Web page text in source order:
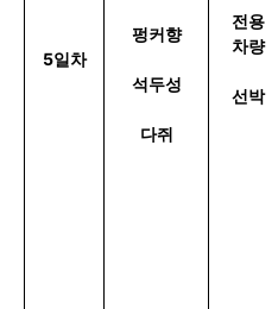
5일차
펑커향
석두성
다쥐
전용
차량
선박